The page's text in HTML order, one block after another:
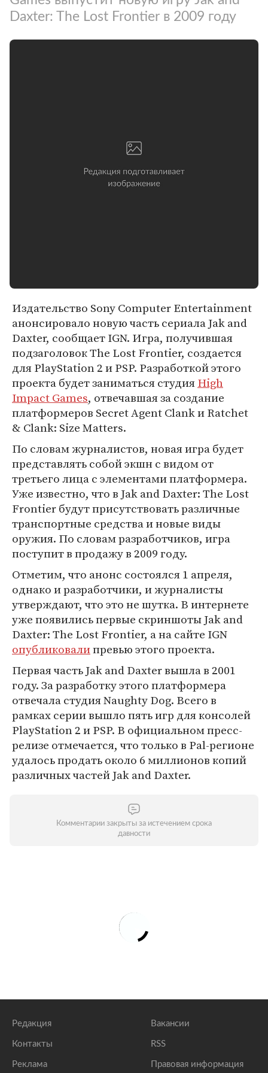
Daxter: The Lost Frontier в 2009 году
Издательство Sony Computer Entertainment
анонсировало новую часть сериала Jak and
Daxter, сообщает IGN. Игра, получившая
подзаголовок The Lost Frontier, создается
для PlayStation 2 и PSP. Разработкой этого
проекта будет заниматься студияHigh
Impact Games, отвечавшая за создание
платформеров Secret Agent Clank и Ratchet
& Clank: Size Matters.
По словам журналистов, новая игра будет
представлять собой экшн с видом от
третьего лица с элементами платформера.
Уже известно, что в Jak and Daxter: The Lost
Frontier будут присутствовать различные
транспортные средства и новые виды
оружия. По словам разработчиков, игра
поступит в продажу в 2009 году.
Отметим, что анонс состоялся 1 апреля,
однако и разработчики, и журналисты
утверждают, что это не шутка. В интернете
уже появились первые скриншоты Jak and
Daxter: The Lost Frontier, а на сайте IGN
опубликовалипревью этого проекта.
Первая часть Jak and Daxter вышла в 2001
году. За разработку этого платформера
отвечала студия Naughty Dog. Всего в
рамках серии вышло пять игр для консолей
PlayStation 2 и PSP. В официальном пресс-
релизе отмечается, что только в Pal-регионе
удалось продать около 6 миллионов копий
различных частей Jak and Daxter.
Комментарии закрыты за истечением срока
давности
Редакция
Контакты
Реклама
Вакансии
RSS
Правовая информация